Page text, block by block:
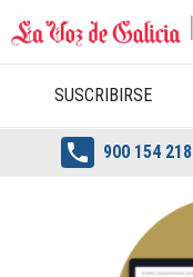
SUSCRIBIRSE
 900 154 218